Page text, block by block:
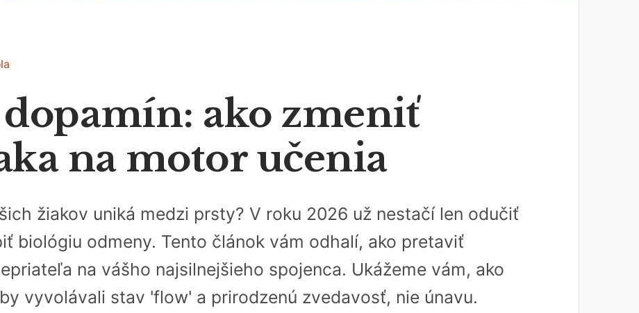
ako zmeniť
na motor učenia
žiakov uniká medzi prsty? V roku 2026 už nestačí len odučiť
biológiu odmeny. Tento článok vám odhalí, ako pretaviť
na vášho najsilnejšieho spojenca. Ukážeme vám, ako
vyvolávali stav 'flow' a prirodzenú zvedavosť, nie únavu.